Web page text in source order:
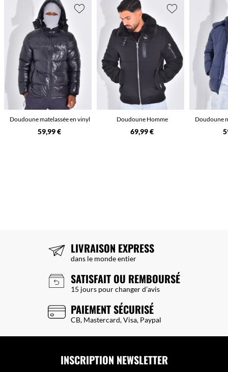
Doudoune matelassée en vinyl
59,99 €
Doudoune Homme
69,99 €
Doudoune
LIVRAISON EXPRESS
dans le monde entier
SATISFAIT OU REMBOURSÉ
15 jours pour changer d’avis
PAIEMENT SÉCURISÉ
CB, Mastercard, Visa, Paypal
INSCRIPTION NEWSLETTER